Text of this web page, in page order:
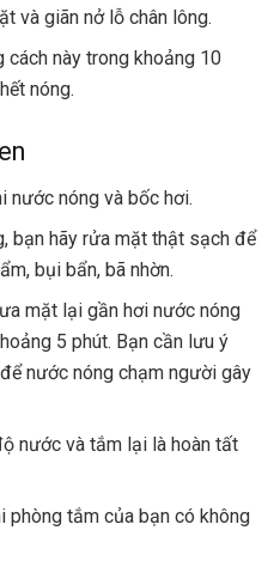
và giãn nở lỗ chân lông.
cách này trong khoảng 10
nóng.
nước nóng và bốc hơi.
bạn hãy rửa mặt thật sạch để
bụi bẩn, bã nhờn.
mặt lại gần hơi nước nóng
5 phút. Bạn cần lưu ý
nước nóng chạm người gây
nước và tắm lại là hoàn tất
phòng tắm của bạn có không